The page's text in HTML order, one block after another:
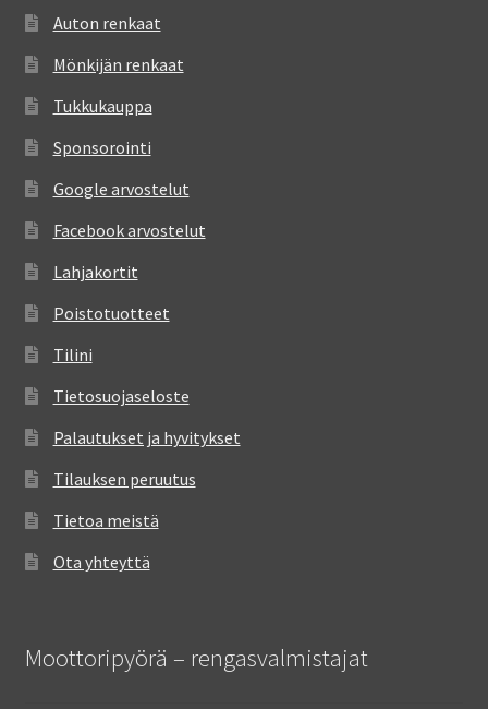
Auton renkaat
Mönkijän renkaat
Tukkukauppa
Sponsorointi
Google arvostelut
Facebook arvostelut
Lahjakortit
Poistotuotteet
Tilini
Tietosuojaseloste
Palautukset ja hyvitykset
Tilauksen peruutus
Tietoa meistä
Ota yhteyttä
Moottoripyörä – rengasvalmistajat